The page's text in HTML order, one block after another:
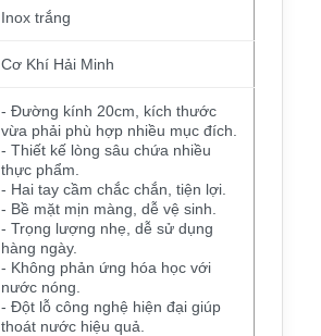
Inox trắng
Cơ Khí Hải Minh
- Đường kính 20cm, kích thước
vừa phải phù hợp nhiều mục đích.
- Thiết kế lòng sâu chứa nhiều
thực phẩm.
- Hai tay cầm chắc chắn, tiện lợi.
- Bề mặt mịn màng, dễ vệ sinh.
- Trọng lượng nhẹ, dễ sử dụng
hàng ngày.
- Không phản ứng hóa học với
nước nóng.
- Đột lỗ công nghệ hiện đại giúp
thoát nước hiệu quả.